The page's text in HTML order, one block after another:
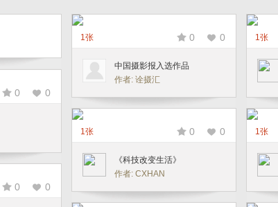
1张 0 0
中国摄影报入选作品
作者: 诠摄汇
1张
0 0
1张 0 0
《科技改变生活》
作者: CXHAN
1张
0 0